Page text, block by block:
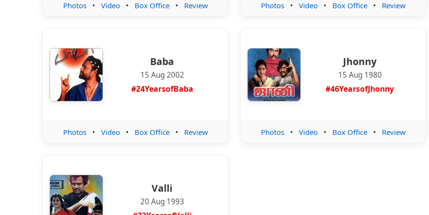
Photos • Video • Box Office • Review Photos • Video • Box Office • Review
Baba
15 Aug 2002
#24YearsofBaba
Photos • Video • Box Office • Review
Jhonny
15 Aug 1980
#46YearsofJhonny
Photos • Video • Box Office • Review
Valli
20 Aug 1993